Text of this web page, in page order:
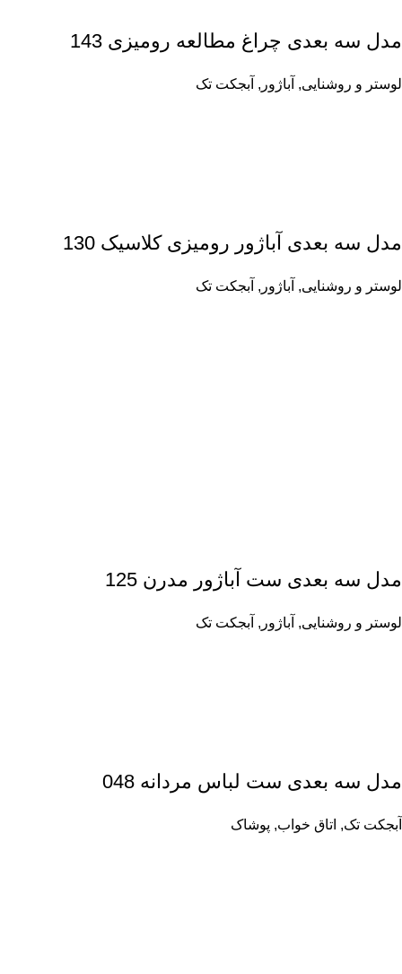
مدل سه بعدی چراغ مطالعه رومیزی 143
لوستر و روشنایی, آباژور , آبجکت تک
مدل سه بعدی آباژور رومیزی کلاسیک 130
لوستر و روشنایی, آباژور , آبجکت تک
مدل سه بعدی ست آباژور مدرن 125
لوستر و روشنایی, آباژور , آبجکت تک
مدل سه بعدی ست لباس مردانه 048
آبجکت تک, اتاق خواب, پوشاک